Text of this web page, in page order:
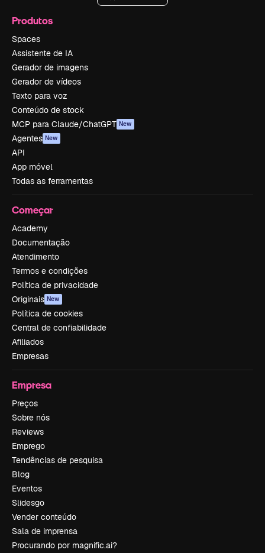
Produtos
Spaces
Assistente de IA
Gerador de imagens
Gerador de vídeos
Texto para voz
Conteúdo de stock
MCP para Claude/ChatGPT New
Agentes New
API
App móvel
Todas as ferramentas
Começar
Academy
Documentação
Atendimento
Termos e condições
Política de privacidade
Originais New
Política de cookies
Central de confiabilidade
Afiliados
Empresas
Empresa
Preços
Sobre nós
Reviews
Emprego
Tendências de pesquisa
Blog
Eventos
Slidesgo
Vender conteúdo
Sala de imprensa
Procurando por magnific.ai?